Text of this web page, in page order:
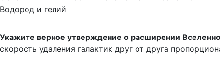
Водород и гелий
Укажите верное утверждение о расширении
скорость удаления галактик друг от друга